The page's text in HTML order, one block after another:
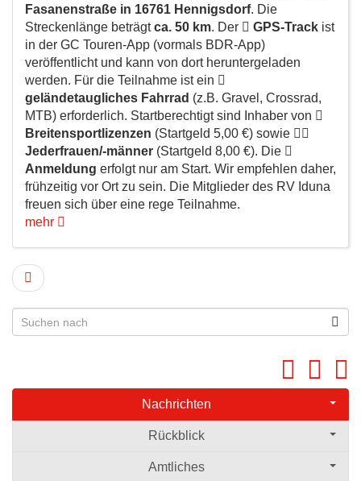
Fasanenstraße in 16761 Hennigsdorf. Die
Streckenlänge beträgtca. 50 km. Der GPS-Track ist
in der GC Touren-App (vormals BDR-App)
veröffentlicht und kann von dort heruntergeladen
werden. Für die Teilnahme ist ein
geländetaugliches Fahrrad (z.B. Gravel, Crossrad,
MTB) erforderlich. Startberechtigt sind Inhaber von
Breitensportlizenzen (Startgeld 5,00 €) sowie
Jederfrauen/-männer (Startgeld 8,00 €). Die
Anmeldung erfolgt nur am Start. Wir empfehlen daher,
frühzeitig vor Ort zu sein. Die Mitglieder des RV Iduna
freuen sich über eine rege Teilnahme.
mehr
Nachrichten
Rückblick
Amtliches